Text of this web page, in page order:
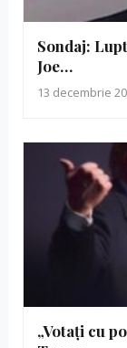
Sondaj:
Joe…
13 decembrie
„Votaţi cu